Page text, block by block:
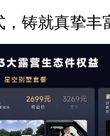
铸就真挚丰